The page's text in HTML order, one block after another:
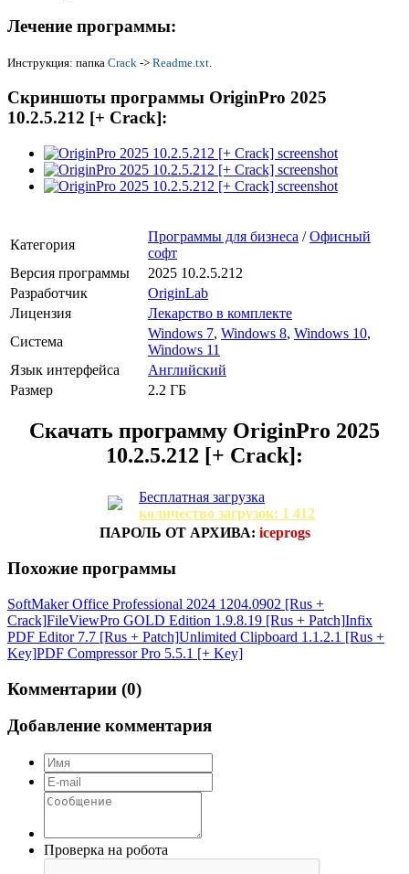
Лечение программы:
Инструкция: папка Crack -> Readme.txt.
Скриншоты программы OriginPro 2025
10.2.5.212 [+ Crack]:
Категория
Программы для бизнеса /Офисный
софт
Версия программы
2025 10.2.5.212
Разработчик
OriginLab
Лицензия
Лекарство в комплекте
Система
Windows 7, Windows 8, Windows 10,
Windows 11
Язык интерфейса
Английский
Размер
2.2 ГБ
Скачать программу OriginPro 2025
10.2.5.212 [+ Crack]:
Бесплатная загрузка
количество загрузок: 1 412
ПАРОЛЬ ОТ АРХИВА: iceprogs
Похожие программы
SoftMaker Office Professional 2024 1204.0902 [Rus +
Crack]FileViewPro GOLD Edition 1.9.8.19 [Rus + Patch]Infix
PDF Editor 7.7 [Rus + Patch]Unlimited Clipboard 1.1.2.1 [Rus +
Key]PDF Compressor Pro 5.5.1 [+ Key]
Комментарии (0)
Добавление комментария
Проверка на робота